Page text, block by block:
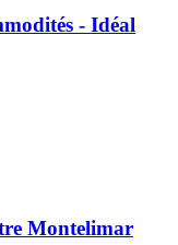
- Idéal
Montelimar